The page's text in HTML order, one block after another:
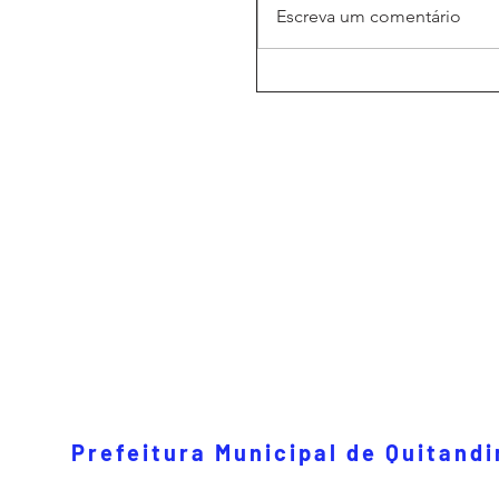
Escreva um comentário
Prefeitura Municipal de